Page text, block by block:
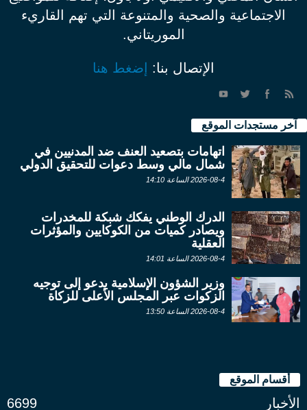
الاجتماعية والصحية والمتنوعة التي تهم القاريء
الموريتاني.
الإتصال بنا: إضغط هنا
آخر مستجدات الموقع
اتهامات بتصعيد العنف ضد المدنيين في
شمال مالي وسط دعوات للتحقيق الدولي
2026-08-4 الساعة 14:10
الدرك الوطني يفكك شبكة للمخدرات
ويصادر كميات من الكوكايين والمؤثرات
العقلية
2026-08-4 الساعة 14:01
وزير الشؤون الإسلامية يدعو إلى توجيه
الزكوات عبر المجلس الأعلى للزكاة
2026-08-4 الساعة 13:50
أقسام الموقع
الأخبار 6699